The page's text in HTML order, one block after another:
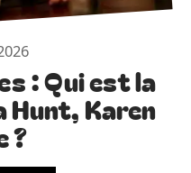
: Qui est la
Hunt, Karen
?